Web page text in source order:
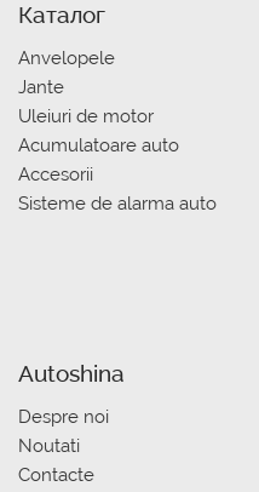
Каталог
Anvelopele
Jante
Uleiuri de motor
Acumulatoare auto
Accesorii
Sisteme de alarma auto
Autoshina
Despre noi
Noutati
Contacte